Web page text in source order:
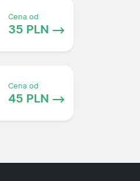
Cena od
35 PLN
Cena od
45 PLN